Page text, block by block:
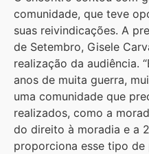
comunidade, que teve
suas reivindicações. A
de Setembro, Gisele
realização da audiência.
anos de muita guerra,
uma comunidade que
realizados, como a
do direito à moradia e a
proporciona esse tipo